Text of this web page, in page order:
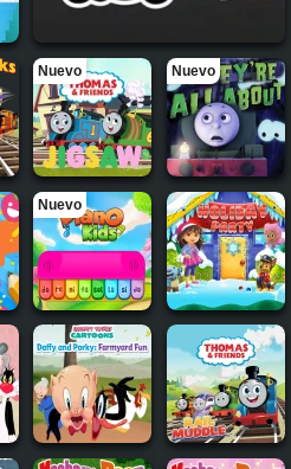
Nuevo Nuevo
Nuevo